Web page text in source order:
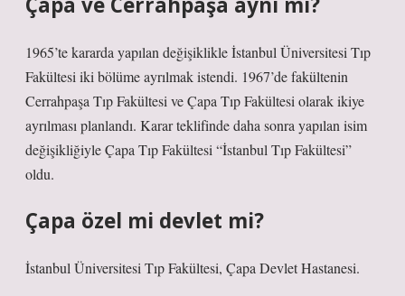
1965’te kararda yapılan değişiklikle İstanbul Üniversitesi Tıp
Fakültesi iki bölüme ayrılmak istendi. 1967’de fakültenin
Cerrahpaşa Tıp Fakültesi ve Çapa Tıp Fakültesi olarak ikiye
ayrılması planlandı. Karar teklifinde daha sonra yapılan isim
değişikliğiyle Çapa Tıp Fakültesi “İstanbul Tıp Fakültesi”
oldu.
Çapa özel mi devlet mi?
İstanbul Üniversitesi Tıp Fakültesi, Çapa Devlet Hastanesi.